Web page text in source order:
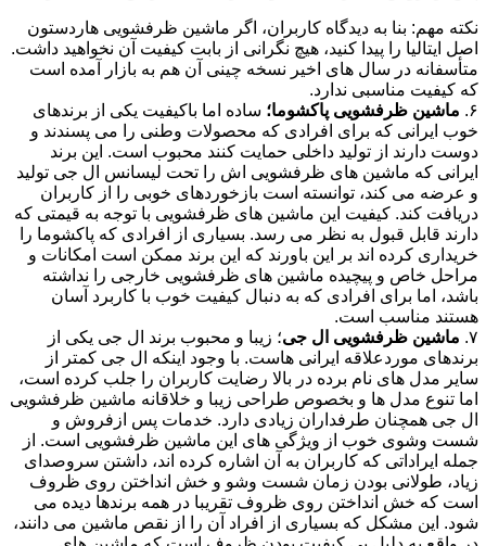
نکته مهم: بنا به دیدگاه کاربران، اگر ماشین ظرفشویی هاردستون
اصل ایتالیا را پیدا کنید، هیچ نگرانی از بابت کیفیت آن نخواهید داشت.
متأسفانه در سال های اخیر نسخه چینی آن هم به بازار آمده است
که کیفیت مناسبی ندارد.
۶.
ماشین ظرفشویی پاکشوما؛ ساده اما باکیفیت یکی از برندهای
خوب ایرانی که برای افرادی که محصولات وطنی را می پسندند و
دوست دارند از تولید داخلی حمایت کنند محبوب است. این برند
ایرانی که ماشین های ظرفشویی اش را تحت لیسانس ال جی تولید
و عرضه می کند، توانسته است بازخوردهای خوبی را از کاربران
دریافت کند. کیفیت این ماشین های ظرفشویی با توجه به قیمتی که
دارند قابل قبول به نظر می رسد. بسیاری از افرادی که پاکشوما را
خریداری کرده اند بر این باورند که این برند ممکن است امکانات و
مراحل خاص و پیچیده ماشین های ظرفشویی خارجی را نداشته
باشد، اما برای افرادی که به دنبال کیفیت خوب با کاربرد آسان
هستند مناسب است.
۷. ماشین ظرفشویی ال جی؛ زیبا و محبوب برند ال جی یکی از
برندهای موردعلاقه ایرانی هاست. با وجود اینکه ال جی کمتر از
سایر مدل های نام برده در بالا رضایت کاربران را جلب کرده است،
اما تنوع مدل ها و بخصوص طراحی زیبا و خلاقانه ماشین ظرفشویی
ال جی همچنان طرفداران زیادی دارد. خدمات پس ازفروش و
شست وشوی خوب از ویژگی های این ماشین ظرفشویی است. از
جمله ایراداتی که کاربران به آن اشاره کرده اند، داشتن سروصدای
زیاد، طولانی بودن زمان شست وشو و خش انداختن روی ظروف
است که خش انداختن روی ظروف تقریبا در همه برندها دیده می
شود. این مشکل که بسیاری از افراد آن را از نقص ماشین می دانند،